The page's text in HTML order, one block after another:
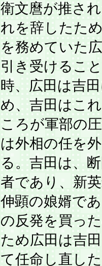
衛文麿が推さ
れを辞したた
を務めていた
引き受けるこ
時、広田は吉
め、吉田はこ
ころが軍部の
は外相の任を
る。吉田は、
者であり、新
伸顕の娘婿で
の反発を買っ
ため広田は吉
て任命し直した